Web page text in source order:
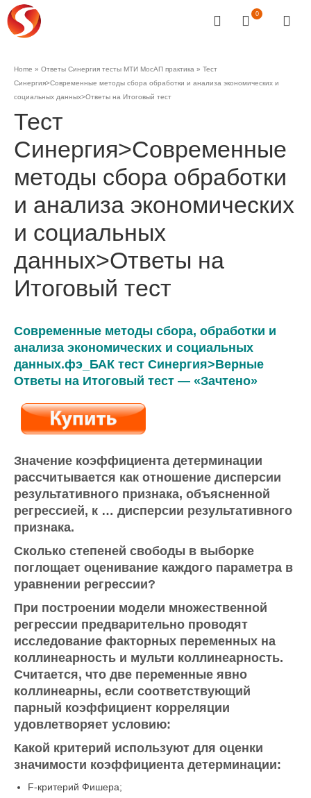
0
Home » Ответы Синергия тесты МТИ МосАП практика » Тест
Синергия>Современные методы сбора обработки и анализа экономических и
социальных данных>Ответы на Итоговый тест
Тест
Синергия>Современные
методы сбора обработки
и анализа экономических
и социальных
данных>Ответы на
Итоговый тест
Современные методы сбора, обработки и
анализа экономических и социальных
данных.фэ_БАК тест Синергия>Верные
Ответы на Итоговый тест — «Зачтено»
Значение коэффициента детерминации
рассчитывается как отношение дисперсии
результативного признака, объясненной
регрессией, к … дисперсии результативного
признака.
Сколько степеней свободы в выборке
поглощает оценивание каждого параметра в
уравнении регрессии?
При построении модели множественной
регрессии предварительно проводят
исследование факторных переменных на
коллинеарность и мульти коллинеарность.
Считается, что две переменные явно
коллинеарны, если соответствующий
парный коэффициент корреляции
удовлетворяет условию:
Какой критерий используют для оценки
значимости коэффициента детерминации:
F-критерий Фишера;